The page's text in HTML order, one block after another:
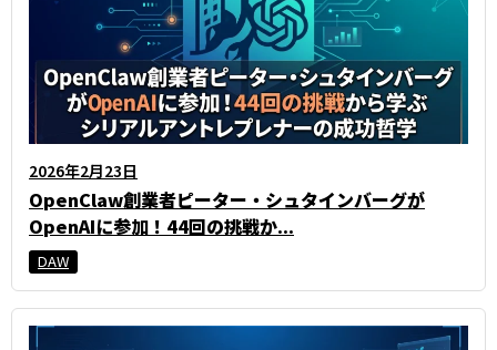
2026年2月23日
OpenClaw創業者ピーター・シュタインバーグが
OpenAIに参加！44回の挑戦か...
DAW